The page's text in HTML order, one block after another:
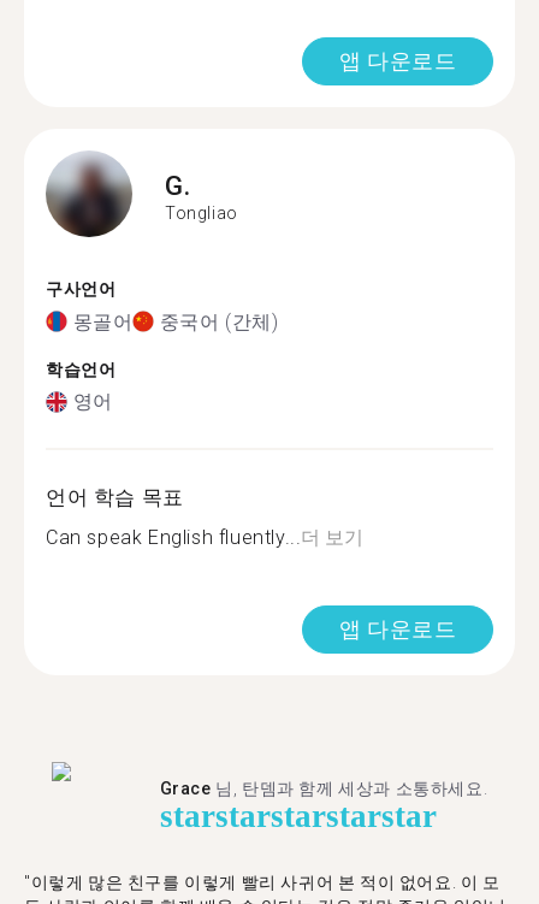
앱 다운로드
G.
Tongliao
구사언어
몽골어 중국어 (간체)
학습언어
영어
언어 학습 목표
Can speak English fluently...더 보기
앱 다운로드
Grace 님, 탄뎀과 함께 세상과 소통하세요.
starstarstarstarstar
"이렇게 많은 친구를 이렇게 빨리 사귀어 본 적이 없어요. 이 모